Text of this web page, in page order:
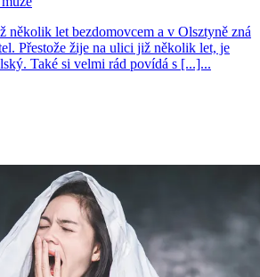
několik let bezdomovcem a v Olsztyně zná
Přestože žije na ulici již několik let, je
Také si velmi rád povídá s [...]...